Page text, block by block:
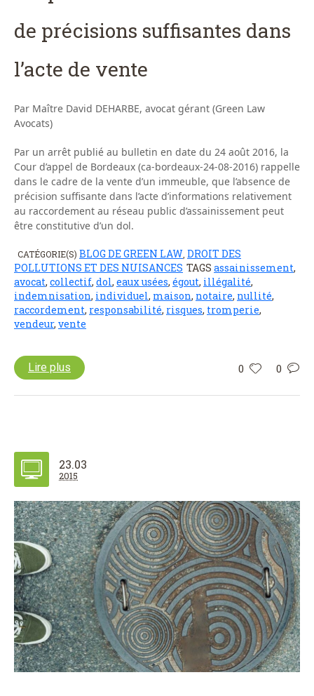
de précisions suffisantes dans
l’acte de vente
Par Maître David DEHARBE, avocat gérant (Green Law
Avocats)
Par un arrêt publié au bulletin en date du 24 août 2016, la
Cour d’appel de Bordeaux (ca-bordeaux-24-08-2016) rappelle
dans le cadre de la vente d’un immeuble, que l’absence de
précision suffisante dans l’acte d’informations relativement
au raccordement au réseau public d’assainissement peut
être constitutive d’un dol.
CATÉGORIE(S) BLOG DE GREEN LAW DROIT DES
POLLUTIONS ET DES NUISANCES TAGS assainissement,
avocat, collectif, dol, eaux usées, égout, illégalité,
indemnisation, individuel, maison, notaire, nullité,
raccordement, responsabilité, risques, tromperie,
vendeur, vente
0 0
Lire plus
23.03
2015